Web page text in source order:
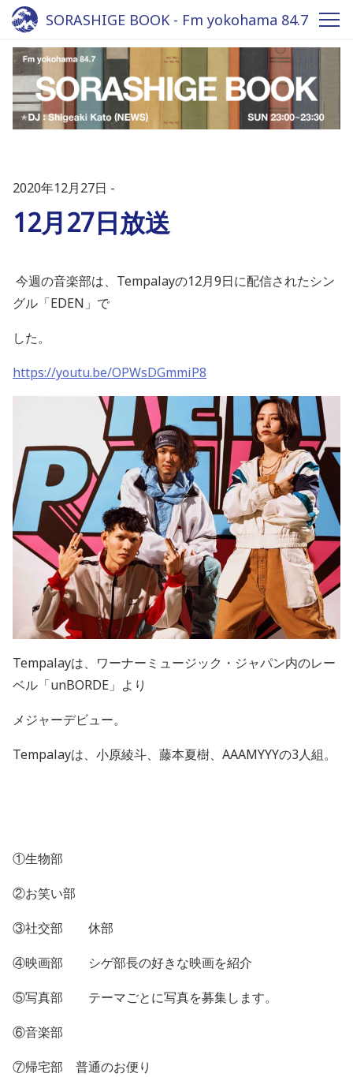
SORASHIGE BOOK - Fm yokohama 84.7
2020年12月27日
12月27日放送
今週の音楽部は、 Tempalayの12月9日に配信されたシン
グル 「EDEN 」で
した。
https://youtu.be/OPWsDGmmiP8
Tempalayは、ワーナーミュージック・ジャパン内のレー
ベル「unBORDE 」より
メジャーデビュー。
Tempalayは、 小原綾斗、藤本夏樹、 AAAMYYYの3人組。
①生物部
②お笑い部
③社交部 休部
④映画部 シゲ部長の好きな映画を紹介
⑤写真部 テーマごとに写真を募集します。
⑥音楽部
⑦帰宅部 普通のお便り